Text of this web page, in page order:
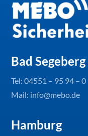
Bad Segeberg
Tel:04551 – 95 94 – 0
Mail: info@mebo.de
Hamburg